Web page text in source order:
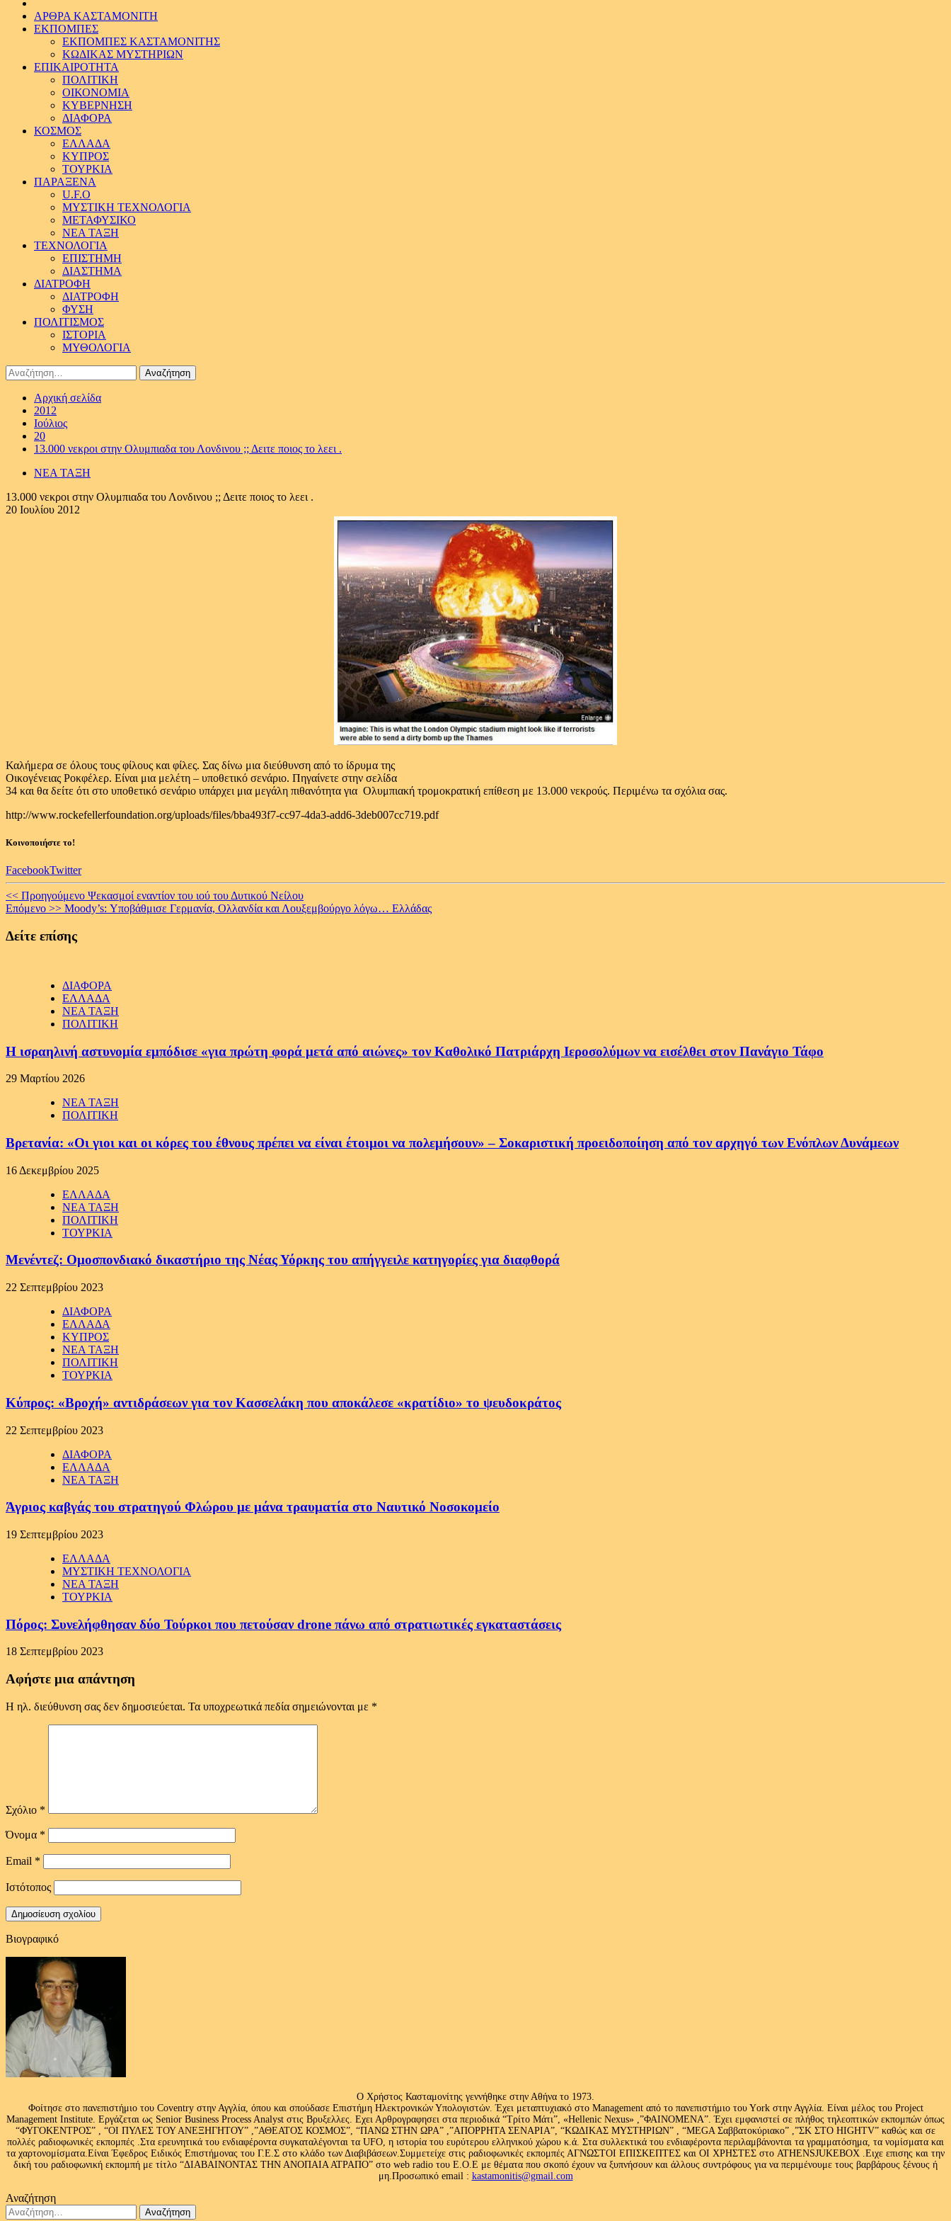
ΑΡΘΡΑ ΚΑΣΤΑΜΟΝΙΤΗ
ΕΚΠΟΜΠΕΣ
ΕΚΠΟΜΠΕΣ ΚΑΣΤΑΜΟΝΙΤΗΣ
ΚΩΔΙΚΑΣ ΜΥΣΤΗΡΙΩΝ
ΕΠΙΚΑΙΡΟΤΗΤΑ
ΠΟΛΙΤΙΚΗ
ΟΙΚΟΝΟΜΙΑ
ΚΥΒΕΡΝΗΣΗ
ΔΙΑΦΟΡΑ
ΚΟΣΜΟΣ
ΕΛΛΑΔΑ
ΚΥΠΡΟΣ
ΤΟΥΡΚΙΑ
ΠΑΡΑΞΕΝΑ
U.F.O
ΜΥΣΤΙΚΗ ΤΕΧΝΟΛΟΓΙΑ
ΜΕΤΑΦΥΣΙΚΟ
ΝΕΑ ΤΑΞΗ
ΤΕΧΝΟΛΟΓΙΑ
ΕΠΙΣΤΗΜΗ
ΔΙΑΣΤΗΜΑ
ΔΙΑΤΡΟΦΗ
ΔΙΑΤΡΟΦΗ
ΦΥΣΗ
ΠΟΛΙΤΙΣΜΟΣ
ΙΣΤΟΡΙΑ
ΜΥΘΟΛΟΓΙΑ
Αναζήτηση
για:
Αρχική σελίδα
2012
Ιούλιος
20
13.000 νεκροι στην Ολυμπιαδα του Λονδινου ;; Δειτε ποιος το λεει .
ΝΕΑ ΤΑΞΗ
13.000 νεκροι στην Ολυμπιαδα του Λονδινου ;; Δειτε ποιος το λεει .
20 Ιουλίου 2012
Καλήμερα σε όλους τους φίλους και φίλες. Σας δίνω μια διεύθυνση από το ίδρυμα της
Οικογένειας Ροκφέλερ. Είναι μια μελέτη – υποθετικό σενάριο. Πηγαίνετε στην σελίδα
34 και θα δείτε ότι στο υποθετικό σενάριο υπάρχει μια μεγάλη πιθανότητα για Ολυμπιακή τρομοκρατική επίθεση με 13.000 νεκρούς. Περιμένω τα σχόλια σας.
http://www.rockefellerfoundation.org/uploads/files/bba493f7-cc97-4da3-add6-3deb007cc719.pdf
Κοινοποιήστε το!
FacebookTwitter
Continue
Reading
<< Προηγούμενο Ψεκασμοί εναντίον του ιού του Δυτικού Νείλου
Επόμενο >> Moody’s: Υποβάθμισε Γερμανία, Ολλανδία και Λουξεμβούργο λόγω… Ελλάδας
Δείτε επίσης
ΔΙΑΦΟΡΑ
ΕΛΛΑΔΑ
ΝΕΑ ΤΑΞΗ
ΠΟΛΙΤΙΚΗ
Η ισραηλινή αστυνομία εμπόδισε «για πρώτη φορά μετά από αιώνες» τον Καθολικό Πατριάρχη Ιεροσολύμων να εισέλθει στον Πανάγιο Τάφο
29 Μαρτίου 2026
ΝΕΑ ΤΑΞΗ
ΠΟΛΙΤΙΚΗ
Βρετανία: «Οι γιοι και οι κόρες του έθνους πρέπει να είναι έτοιμοι να πολεμήσουν» – Σοκαριστική προειδοποίηση από τον αρχηγό των Ενόπλων Δυνάμεων
16 Δεκεμβρίου 2025
ΕΛΛΑΔΑ
ΝΕΑ ΤΑΞΗ
ΠΟΛΙΤΙΚΗ
ΤΟΥΡΚΙΑ
Μενέντεζ: Ομοσπονδιακό δικαστήριο της Νέας Υόρκης του απήγγειλε κατηγορίες για διαφθορά
22 Σεπτεμβρίου 2023
ΔΙΑΦΟΡΑ
ΕΛΛΑΔΑ
ΚΥΠΡΟΣ
ΝΕΑ ΤΑΞΗ
ΠΟΛΙΤΙΚΗ
ΤΟΥΡΚΙΑ
Κύπρος: «Βροχή» αντιδράσεων για τον Κασσελάκη που αποκάλεσε «κρατίδιο» το ψευδοκράτος
22 Σεπτεμβρίου 2023
ΔΙΑΦΟΡΑ
ΕΛΛΑΔΑ
ΝΕΑ ΤΑΞΗ
Άγριος καβγάς του στρατηγού Φλώρου με μάνα τραυματία στο Ναυτικό Νοσοκομείο
19 Σεπτεμβρίου 2023
ΕΛΛΑΔΑ
ΜΥΣΤΙΚΗ ΤΕΧΝΟΛΟΓΙΑ
ΝΕΑ ΤΑΞΗ
ΤΟΥΡΚΙΑ
Πόρος: Συνελήφθησαν δύο Τούρκοι που πετούσαν drone πάνω από στρατιωτικές εγκαταστάσεις
18 Σεπτεμβρίου 2023
Αφήστε μια απάντηση
Η ηλ. διεύθυνση σας δεν δημοσιεύεται. Τα υποχρεωτικά πεδία σημειώνονται με *
Σχόλιο *
Όνομα *
Email *
Ιστότοπος
Βιογραφικό
Ο Χρήστος Κασταμονίτης γεννήθηκε στην Αθήνα το 1973.
Φοίτησε στο πανεπιστήμιο του Coventry στην Αγγλία, όπου και σπούδασε Επιστήμη Ηλεκτρονικών Υπολογιστών. Έχει μεταπτυχιακό στο Management από το πανεπιστήμιο του Υork στην Αγγλία. Είναι μέλος του Project
Management Institute. Εργάζεται ως Senior Business Process Analyst στις Βρυξελλες. Εχει Αρθρογραφησει στα περιοδικά “Τρίτο Μάτι”, «Hellenic Nexus» ,”ΦΑΙΝΟΜΕΝΑ”. Έχει εμφανιστεί σε πλήθος τηλεοπτικών εκπομπών όπως
“ΦΥΓΟΚΕΝΤΡΟΣ” , “ΟΙ ΠΥΛΕΣ ΤΟΥ ΑΝΕΞΗΓΗΤΟΥ” ,”ΑΘΕΑΤΟΣ ΚΟΣΜΟΣ”, “ΠΑΝΩ ΣΤΗΝ ΩΡΑ” ,”ΑΠΟΡΡΗΤΑ ΣΕΝΑΡΙΑ”, “ΚΩΔΙΚΑΣ ΜΥΣΤΗΡΙΩΝ” , “MEGA Σαββατοκύριακο” ,”ΣΚ ΣΤΟ HIGHTV” καθώς και σε
πολλές ραδιοφωνικές εκπομπές .Στα ερευνητικά του ενδιαφέροντα συγκαταλέγονται τα UFO, η ιστορία του ευρύτερου ελληνικού χώρου κ.ά. Στα συλλεκτικά του ενδιαφέροντα περιλαμβάνονται τα γραμματόσημα, τα νομίσματα και
τα χαρτονομίσματα.Είναι Έφεδρος Ειδικός Επιστήμονας του Γ.Ε.Σ στο κλάδο των Διαβιβάσεων.Συμμετείχε στις ραδιοφωνικές εκπομπές ΑΓΝΩΣΤΟΙ ΕΠΙΣΚΕΠΤΕΣ και ΟΙ ΧΡΗΣΤΕΣ στο ATHENSJUKEBOX .Ειχε επισης και την
δική του ραδιοφωνική εκπομπή με τίτλο “ΔΙΑΒΑΙΝΟΝΤΑΣ ΤΗΝ ΑΝΟΠΑΙΑ ΑΤΡΑΠΟ” στο web radio του Ε.Ο.Ε με θέματα που σκοπό έχουν να ξυπνήσουν και άλλους συντρόφους για να περιμένουμε τους βαρβάρους ξένους ή
μη.Προσωπικό email : kastamonitis@gmail.com
Αναζήτηση
Αναζήτηση